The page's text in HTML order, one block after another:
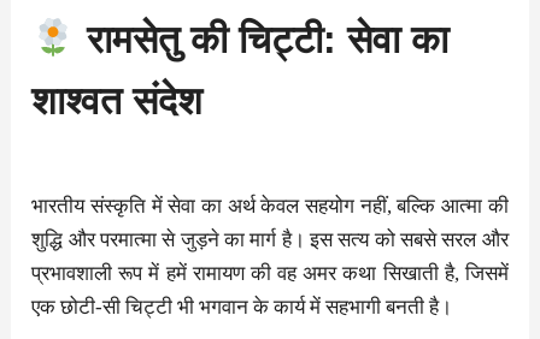
रामसेतु की चिट्टी: सेवा का
शाश्वत संदेश
भारतीय संस्कृति में सेवा का अर्थ केवल सहयोग नहीं, बल्कि आत्मा की
शुद्धि और परमात्मा से जुड़ने का मार्ग है। इस सत्य को सबसे सरल और
प्रभावशाली रूप में हमें रामायण की वह अमर कथा सिखाती है, जिसमें
एक छोटी-सी चिट्टी भी भगवान के कार्य में सहभागी बनती है।